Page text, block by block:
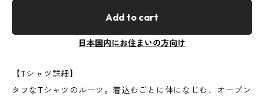
Add to cart
日本国内にお住まいの方向け
【Tシャツ詳細】
タフなTシャツのルーツ。着込むごとに体になじむ、オープン